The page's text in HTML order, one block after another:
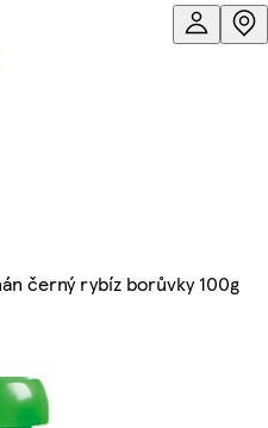
černý rybíz borůvky 100g